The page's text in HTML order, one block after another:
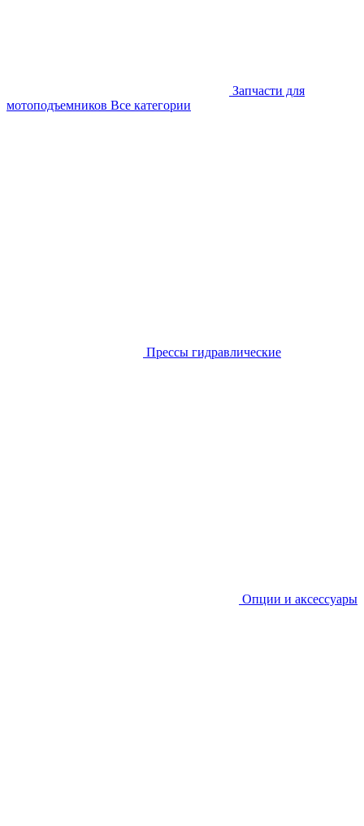
Запчасти для
мотоподъемников Все категории
Прессы гидравлические
Опции и аксессуары